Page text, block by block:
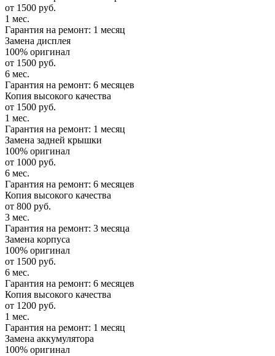
от 1500 руб.
1 мес.
Гарантия на ремонт: 1 месяц
Замена дисплея
100% оригинал
от 1500 руб.
6 мес.
Гарантия на ремонт: 6 месяцев
Копия высокого качества
от 1500 руб.
1 мес.
Гарантия на ремонт: 1 месяц
Замена задней крышки
100% оригинал
от 1000 руб.
6 мес.
Гарантия на ремонт: 6 месяцев
Копия высокого качества
от 800 руб.
3 мес.
Гарантия на ремонт: 3 месяца
Замена корпуса
100% оригинал
от 1500 руб.
6 мес.
Гарантия на ремонт: 6 месяцев
Копия высокого качества
от 1200 руб.
1 мес.
Гарантия на ремонт: 1 месяц
Замена аккумулятора
100% оригинал